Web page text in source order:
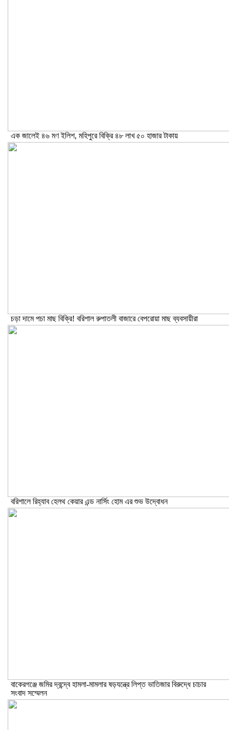
এক জালেই ৪৬ মণ ইলিশ, মহিপুরে বিক্রি ৪৮ লাখ ৫০ হাজার টাকায়
চড়া দামে পচা মাছ বিক্রি! বরিশাল রুপাতলী বাজারে বেপরোয়া মাছ ব্যবসায়ীরা
বরিশালে রিহ্যাব হেলথ কেয়ার এন্ড নার্সিং হোম এর শুভ উদ্বোধন
বাকেরগঞ্জে জমির দ্বন্দ্বে হামলা-মামলার ষড়যন্ত্রে লিপ্ত ভাতিজার বিরুদ্ধে চাচার
সংবাদ সম্মেলন